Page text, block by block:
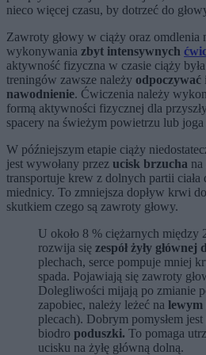
nieco więcej czasu, by dotrzeć do
Zawroty głowy w ciąży oraz omdlenia
wykonywania zbyt intensywnych
aktywność fizyczna w czasie ciąży
treningów zawsze należy odpoczywać
nawodnienie. Ćwiczenia należy
formą aktywności fizycznej dla
spacery na świeżym powietrzu lub
W późniejszym etapie ciąży
jest wywołany przez ucisk brzucha na
transportuje krew z dolnych partii ciała
miednicy. To zmniejsza dopływ krwi
skutkiem czego są zawroty głowy.
U około 8 % ciężarnych między
rozwija się zespół żyły głównej
plechach, serce pompuje mniej
spada. Pojawiają się zawroty
Dolegliwości mijają po zmianie
zapobiec, należy leżeć na lewym
plecach). Dobrym pomysłem jest
biodro poduszki. To pomaga
ucisku na żyłę główną dolną.